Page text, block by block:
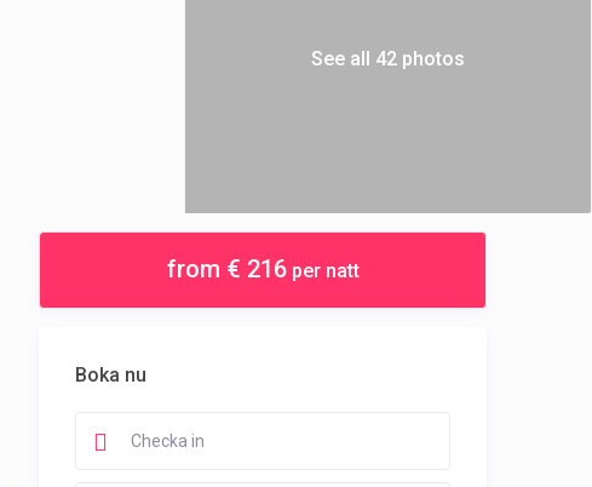
See all 42 photos
from € 216per natt
Boka nu